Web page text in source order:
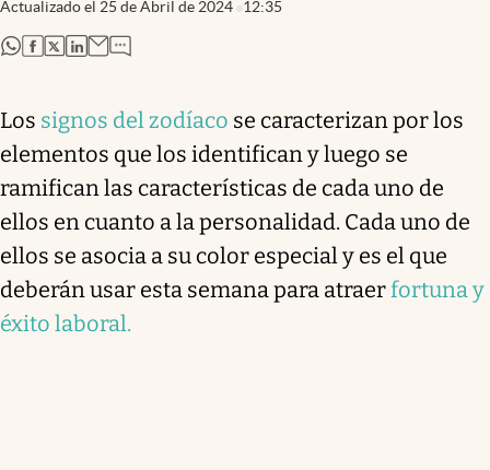
Actualizado el 25 de Abril de 2024 12:35
abre en nueva pestaña
abre en nueva pestaña
abre en nueva pestaña
abre en nueva pestaña
Los signos del zodíaco se caracterizan por los
elementos que los identifican y luego se
ramifican las características de cada uno de
ellos en cuanto a la personalidad. Cada uno de
ellos se asocia a su color especial y es el que
deberán usar esta semana para atraerfortuna y
éxito laboral.